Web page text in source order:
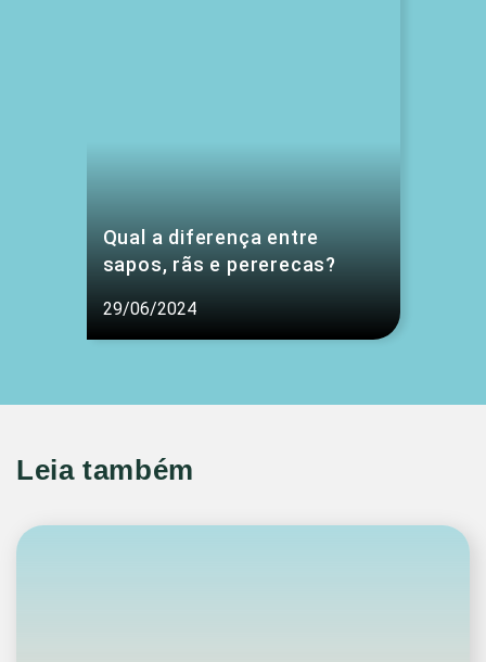
Qual a diferença entre
sapos, rãs e pererecas?
29/06/2024
Leia também